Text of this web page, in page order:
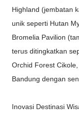
Highland (jembatan
unik seperti Hutan
Bromelia Pavilion
terus ditingkatkan
Orchid Forest
Bandung dengan
Inovasi Destinasi